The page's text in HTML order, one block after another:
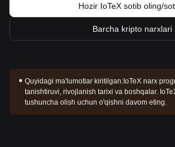
Hozir IoTeX sotib oling/
Barcha kripto narxlari
Quyidagi ma'lumotlar kiritilgan: IoTeX narx
tanishtiruvi, rivojlanish tarixi va boshqalar.
tushuncha olish uchun o'qishni davom eting.